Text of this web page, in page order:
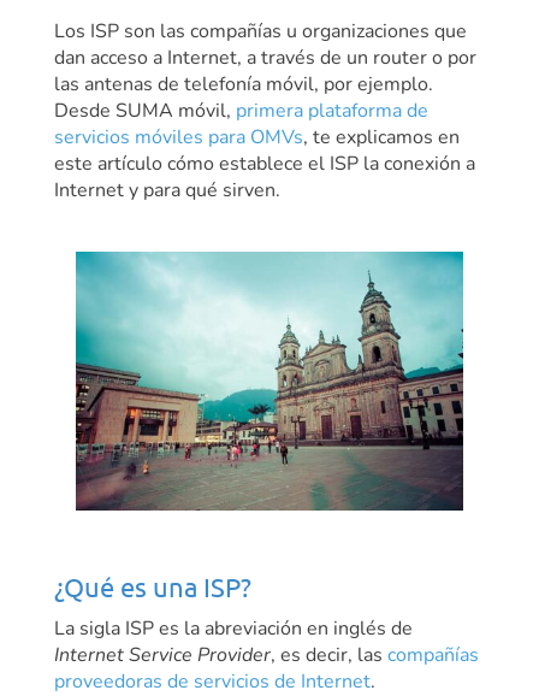
Los ISP son las compañías u organizaciones que
dan acceso a Internet, a través de un router o por
las antenas de telefonía móvil, por ejemplo.
Desde SUMA móvil, primera plataforma de
servicios móviles para OMVs, te explicamos en
este artículo cómo establece el ISP la conexión a
Internet y para qué sirven.
¿Qué es una ISP?
La sigla ISP es la abreviación en inglés de
Internet Service Provider, es decir, las compañías
proveedoras de servicios de Internet.